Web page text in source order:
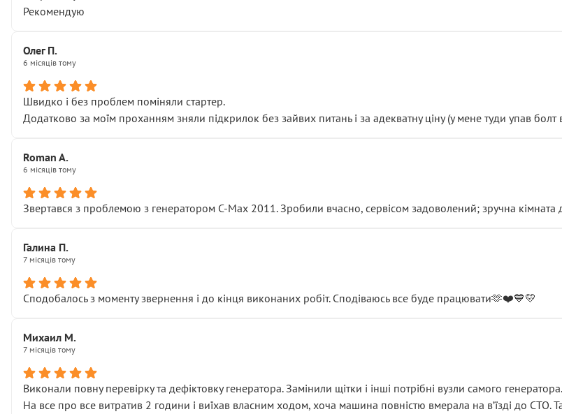
Рекомендую
Олег П.
6 місяців тому
Швидко і без проблем поміняли стартер.
Додатково за моїм проханням зняли підкрилок без зайвих питань і за адекватну ціну (у мене туди упав болт
Roman A.
6 місяців тому
Звертався з проблемою з генератором C-Max 2011. Зробили вчасно, сервісом задоволений; зручна кімната
Галина П.
7 місяців тому
Сподобалось з моменту звернення і до кінця виконаних робіт. Сподіваюсь все буде працювати🫶❤️💙💛
Михаил М.
7 місяців тому
Виконали повну перевірку та дефіктовку генератора. Замінили щітки і інші потрібні вузли самого генератора.
На все про все витратив 2 години і виїхав власним ходом, хоча машина повністю вмерала на вʼїзді до СТО.